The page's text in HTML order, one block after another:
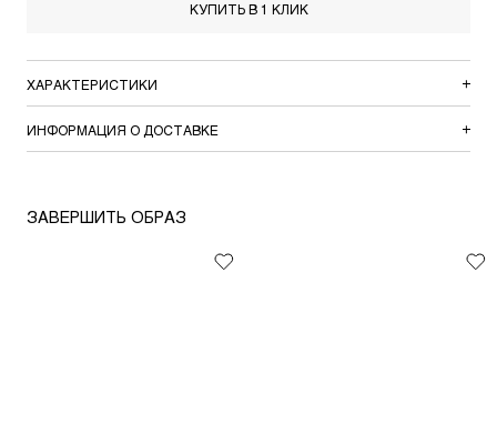
КУПИТЬ В 1 КЛИК
ХАРАКТЕРИСТИКИ
ИНФОРМАЦИЯ О ДОСТАВКЕ
ЗАВЕРШИТЬ ОБРАЗ